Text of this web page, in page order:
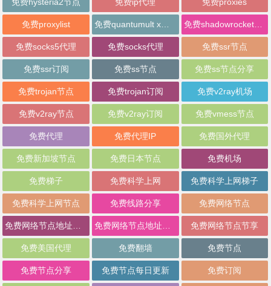
免费proxylist 免费shadowrocket节点
免费socks5代理 免费socks代理 免费ssr节点
免费ssr订阅 免费ss节点 免费ss节点分享
免费trojan节点 免费trojan订阅 免费v2ray机场
免费v2ray节点 免费v2ray订阅 免费vmess节点
免费代理 免费代理IP 免费国外代理
免费新加坡节点 免费日本节点 免费机场
免费梯子 免费科学上网 免费科学上网梯子
免费科学上网节点 免费线路分享 免费网络节点
免费网络节点节享
免费美国代理 免费翻墙 免费节点
免费节点分享 免费节点每日更新 免费订阅